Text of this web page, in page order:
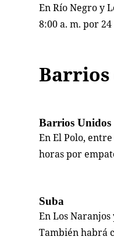
En Río Negro y
8:00 a. m. por
Barrios
Barrios Unidos
En El Polo,
horas por
Suba
En Los
También habrá